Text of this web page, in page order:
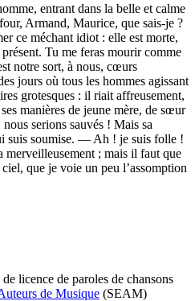
entrant dans la belle et calme
Armand, Maurice, que sais-je ?
ce méchant idiot : elle est morte,
Tu me feras mourir comme
notre sort, à nous, cœurs
jours où tous les hommes agissant
grotesques : il riait affreusement,
manières de jeune mère, de sœur
serions sauvés ! Mais sa
suis soumise. — Ah ! je suis folle !
; mais il faut que
que je voie un peu l’assomption
licence de paroles de chansons
de Musique (SEAM)